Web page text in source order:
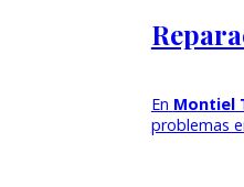
En Montiel
problemas